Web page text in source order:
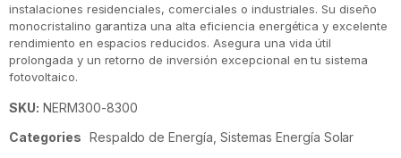
instalaciones residenciales, comerciales o industriales. Su diseño
monocristalino garantiza una alta eficiencia energética y excelente
rendimiento en espacios reducidos. Asegura una vida útil
prolongada y un retorno de inversión excepcional en tu sistema
fotovoltaico.
SKU: NERM300-8300
Categories Respaldo de Energía ,Sistemas Energía Solar